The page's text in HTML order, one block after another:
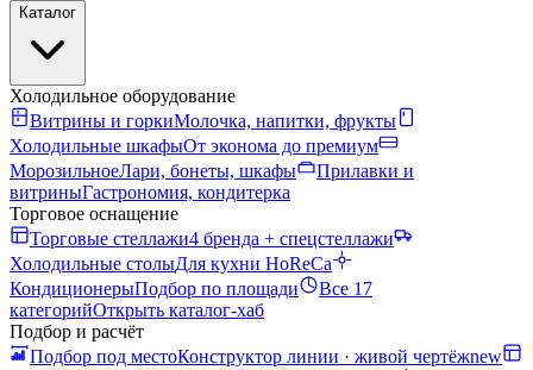
Каталог
Холодильное оборудование
Витрины и горкиМолочка, напитки, фрукты
Холодильные шкафыОт эконома до премиум
МорозильноеЛари, бонеты, шкафы
Прилавки и
витриныГастрономия, кондитерка
Торговое оснащение
Торговые стеллажи4 бренда + спецстеллажи
Холодильные столыДля кухни HoReCa
КондиционерыПодбор по площади
Все 17
категорийОткрыть каталог-хаб
Подбор и расчёт
Подбор под местоКонструктор линии · живой чертёжnew